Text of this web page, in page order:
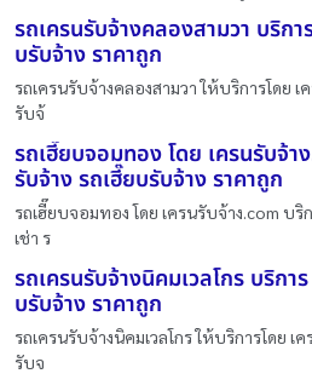
รถเครนรับจ้างคลองสามวา บริกา
บรับจ้าง ราคาถูก
รถเครนรับจ้างคลองสามวา ให้บริการโดย
รับจ้
รถเฮี๊ยบจอมทอง โดย เครนรับจ้า
รับจ้าง รถเฮี๊ยบรับจ้าง ราคาถูก
รถเฮี๊ยบจอมทอง โดย เครนรับจ้าง.com บริ
เช่า ร
รถเครนรับจ้างนิคมเวลโกร บริกา
บรับจ้าง ราคาถูก
รถเครนรับจ้างนิคมเวลโกร ให้บริการโดย เ
รับจ